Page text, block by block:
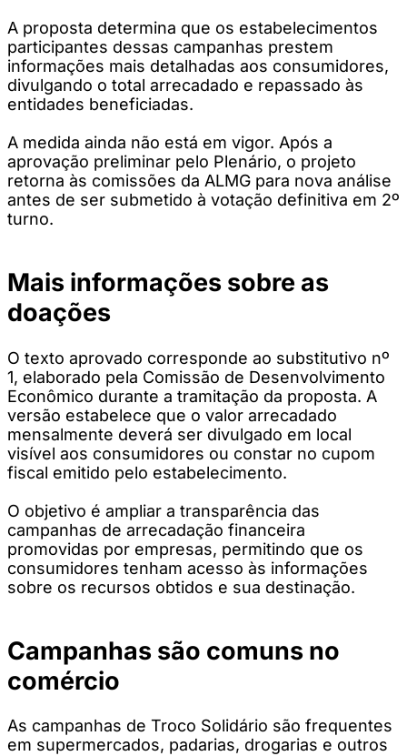
A proposta determina que os estabelecimentos
participantes dessas campanhas prestem
informações mais detalhadas aos consumidores,
divulgando o total arrecadado e repassado às
entidades beneficiadas.
A medida ainda não está em vigor. Após a
aprovação preliminar pelo Plenário, o projeto
retorna às comissões da ALMG para nova análise
antes de ser submetido à votação definitiva em 2º
turno.
Mais informações sobre as
doações
O texto aprovado corresponde ao substitutivo nº
1, elaborado pela Comissão de Desenvolvimento
Econômico durante a tramitação da proposta. A
versão estabelece que o valor arrecadado
mensalmente deverá ser divulgado em local
visível aos consumidores ou constar no cupom
fiscal emitido pelo estabelecimento.
O objetivo é ampliar a transparência das
campanhas de arrecadação financeira
promovidas por empresas, permitindo que os
consumidores tenham acesso às informações
sobre os recursos obtidos e sua destinação.
Campanhas são comuns no
comércio
As campanhas de Troco Solidário são frequentes
em supermercados, padarias, drogarias e outros